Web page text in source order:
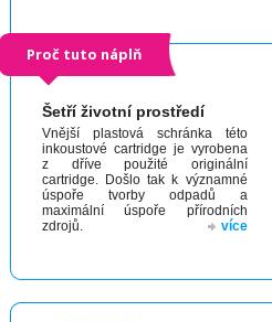
Proč tuto náplň
Šetří životní prostředí
Vnější plastová schránka této
inkoustové cartridge je vyrobena
z dříve použité originální
cartridge. Došlo tak k významné
úspoře tvorby odpadů a
maximální úspoře přírodních
zdrojů.
více